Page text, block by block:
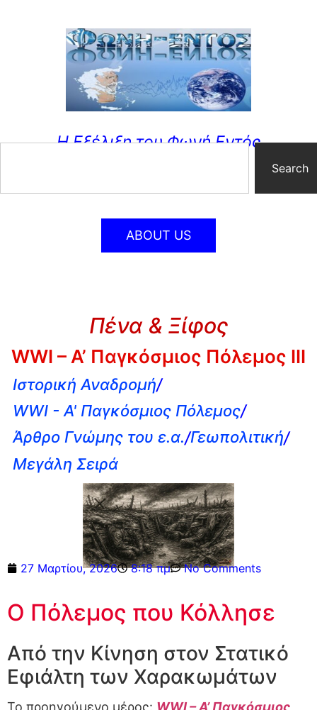
Η Εξέλιξη του Φωνή Εντός
Search
ABOUT US
Πένα & Ξίφος
WWI – Α’ Παγκόσμιος Πόλεμος III
Ιστορική Αναδρομή/
WWI - A' Παγκόσμιος Πόλεμος/
Άρθρο Γνώμης του ε.α./Γεωπολιτική/
Μεγάλη Σειρά
27 Μαρτίου, 2026 8:18 πμ No Comments
Ο Πόλεμος που Κόλλησε
Από την Κίνηση στον Στατικό
Εφιάλτη των Χαρακωμάτων
Το προηγούμενο μέρος: WWI – Α’ Παγκόσμιος